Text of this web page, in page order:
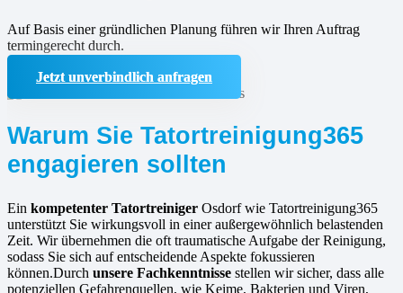
Auf Basis einer gründlichen Planung führen wir Ihren Auftrag
termingerecht durch.
Jetzt unverbindlich anfragen
Warum Sie Tatortreinigung365
engagieren sollten
Ein kompetenter Tatortreiniger Osdorf wie Tatortreinigung365
unterstützt Sie wirkungsvoll in einer außergewöhnlich belastenden
Zeit. Wir übernehmen die oft traumatische Aufgabe der Reinigung,
sodass Sie sich auf entscheidende Aspekte fokussieren
können.Durch unsere Fachkenntnisse stellen wir sicher, dass alle
potenziellen Gefahrenquellen, wie Keime, Bakterien und Viren,